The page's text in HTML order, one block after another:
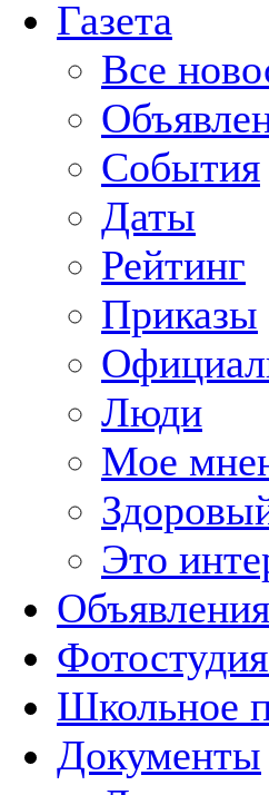
Газета
Все
События
Даты
Рейтинг
Приказы
Люди
Мое
Это
Объявления
Школьное
Документы